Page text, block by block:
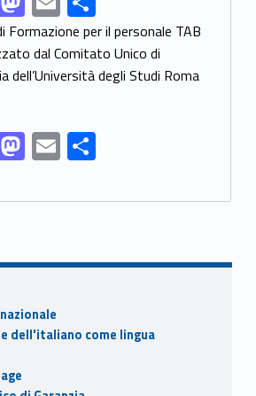
as
to
d
n
m
ai
l
h
ar
e
Formazione per il personale TAB
dal Comitato Unico di
dell’Università degli Studi Roma
M
as
to
o
E
m
ai
S
ar
dell'italiano come lingua